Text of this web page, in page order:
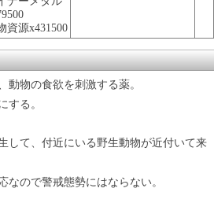
資源x431500
動物の食欲を刺激する薬。
する。
して、付近にいる野生動物が近付いて来
なので警戒態勢にはならない。